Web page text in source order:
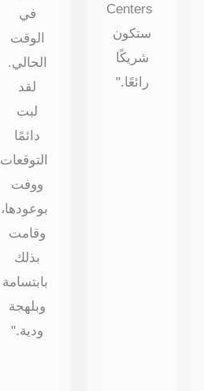
Centers
ستكون
شريكًا
رائعًا."
في
الوقت
الحالي.
لقد
لبت
دائمًا
التوقعات
ووفت
بوعودها،
وقامت
بذلك
بابتسامة
وبلهجة
ودية."